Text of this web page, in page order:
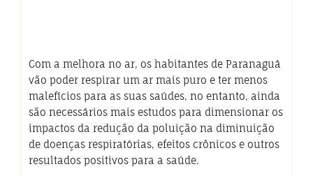
Com a melhora no ar, os habitantes de Paranaguá
vão poder respirar um ar mais puro e ter menos
malefícios para as suas saúdes, no entanto, ainda
são necessários mais estudos para dimensionar os
impactos da redução da poluição na diminuição
de doenças respiratórias, efeitos crônicos e outros
resultados positivos para a saúde.